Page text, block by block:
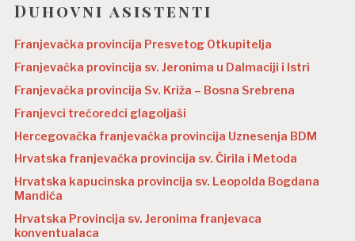
Duhovni asistenti
Franjevačka provincija Presvetog Otkupitelja
Franjevačka provincija sv. Jeronima u Dalmaciji i Istri
Franjevačka provincija Sv. Križa – Bosna Srebrena
Franjevci trećoredci glagoljaši
Hercegovačka franjevačka provincija Uznesenja BDM
Hrvatska franjevačka provincija sv. Ćirila i Metoda
Hrvatska kapucinska provincija sv. Leopolda Bogdana
Mandića
Hrvatska Provincija sv. Jeronima franjevaca
konventualaca